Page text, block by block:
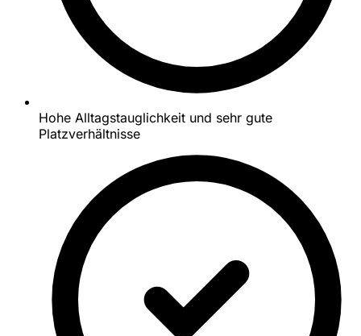
Hohe Alltagstauglichkeit und sehr gute
Platzverhältnisse